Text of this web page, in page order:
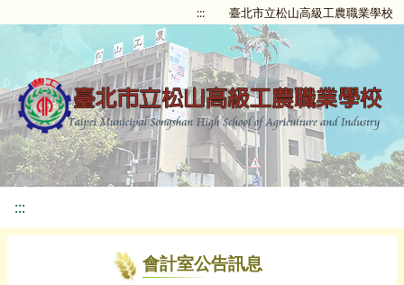
::: 臺北市立松山高級工農職業學校
:::
會計室公告訊息